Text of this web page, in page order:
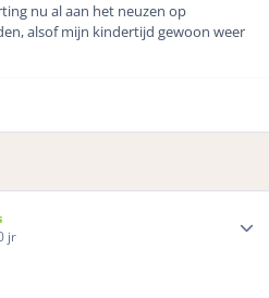
nu al aan het neuzen op
alsof mijn kindertijd gewoon weer
jr